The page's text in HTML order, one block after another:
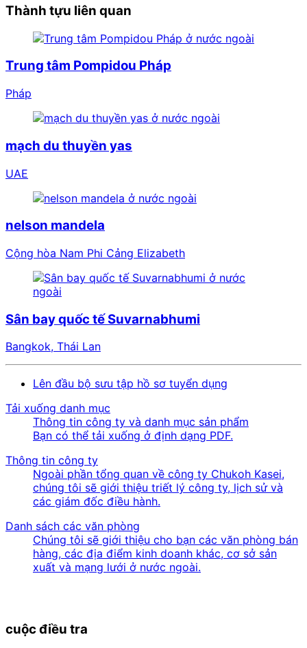
Thành tựu liên quan
ở nước ngoài
Trung tâm Pompidou Pháp
Pháp
ở nước ngoài
mạch du thuyền yas
UAE
ở nước ngoài
nelson mandela
Cộng hòa Nam Phi Cảng Elizabeth
ở nước
ngoài
Sân bay quốc tế Suvarnabhumi
Bangkok, Thái Lan
Lên đầu bộ sưu tập hồ sơ tuyển dụng
Tải xuống danh mục
Thông tin công ty và danh mục sản phẩm
Bạn có thể tải xuống ở định dạng PDF.
Thông tin công ty
Ngoài phần tổng quan về công ty Chukoh Kasei,
chúng tôi sẽ giới thiệu triết lý công ty, lịch sử và
các giám đốc điều hành.
Danh sách các văn phòng
Chúng tôi sẽ giới thiệu cho bạn các văn phòng bán
hàng, các địa điểm kinh doanh khác, cơ sở sản
xuất và mạng lưới ở nước ngoài.
cuộc điều tra